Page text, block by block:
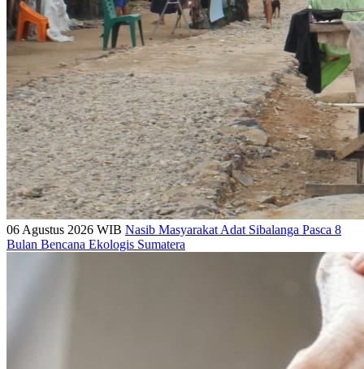
06 Agustus 2026 WIB Nasib Masyarakat Adat Sibalanga Pasca 8
Bulan Bencana Ekologis Sumatera